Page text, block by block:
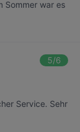
Sommer war es
5/6
Service. Sehr